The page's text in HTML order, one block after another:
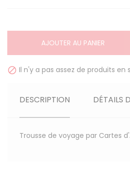
AJOUTER AU PANIER
 Il n'y a pas assez de produits en
DESCRIPTION DÉTAILS
Trousse de voyage par Cartes